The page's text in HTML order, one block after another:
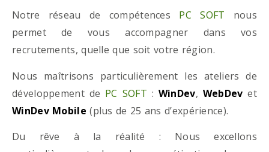
Notre réseau de compétences PC SOFT nous
permet de vous accompagner dans vos
recrutements, quelle que soit votre région.
Nous maîtrisons particulièrement les ateliers de
développement de PC SOFT : WinDev, WebDev et
WinDev Mobile (plus de 25 ans d’expérience).
Du rêve à la réalité : Nous excellons